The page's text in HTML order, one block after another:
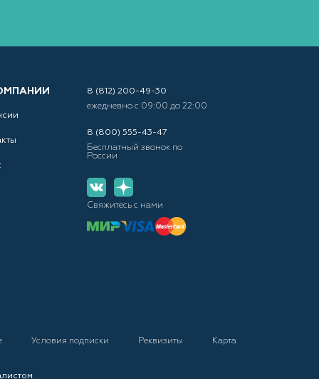
8 (812) 200-49-30
ежедневно с 09:00 до 22:00
8 (800) 555-43-47
Бесплатный звонок по
России
Свяжитесь с нами
Условия подписки Реквизиты
Карта